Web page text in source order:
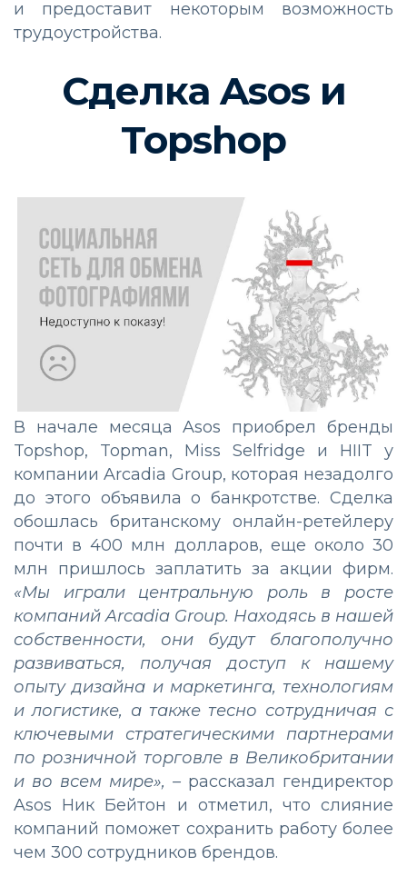
и предоставит некоторым возможность
трудоустройства.
Сделка Asos и
Topshop
В начале месяца Asos приобрел бренды
Topshop, Topman, Miss Selfridge и HIIT у
компании Arcadia Group, которая незадолго
до этого объявила о банкротстве. Сделка
обошлась британскому онлайн-ретейлеру
почти в 400 млн долларов, еще около 30
млн пришлось заплатить за акции фирм.
«Мы играли центральную роль в росте
компаний Arcadia Group. Находясь в нашей
собственности, они будут благополучно
развиваться, получая доступ к нашему
опыту дизайна и маркетинга, технологиям
и логистике, а также тесно сотрудничая с
ключевыми стратегическими партнерами
по розничной торговле в Великобритании
и во всем мире», – рассказал гендиректор
Asos Ник Бейтон и отметил, что слияние
компаний поможет сохранить работу более
чем 300 сотрудников брендов.